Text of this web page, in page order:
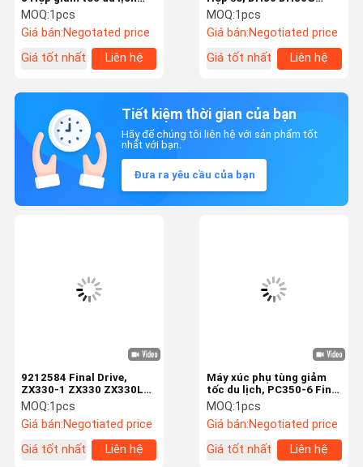
206-27-00422 Hộp giảm
tốc
MOQ:1pcs
Giá bán:Negotated price
Giá tốt nhất
Liên hệ
DH80-7 DX80 DX80R
K9006757 Hộp giảm tốc
Du lịch
MOQ:1pcs
Giá bán:Negotiated price
Giá tốt nhất
Liên hệ
Tiết kiệm thời gian của bạn
Hãy để chúng tôi liên hệ với sản phẩm tốt
nhất với bạn.
Đưa ra yêu cầu của bạn
Máy xúc phụ tùng giảm
tốc du lịch, PC350-6 Final
Drive Assy Hộp số giảm
tốc du lịch
MOQ:1pcs
Giá bán:Negotiated price
Giá tốt nhất
Liên hệ
9212584 Final Drive,
ZX330-1 ZX330 ZX330LC
ZX350K ZX370 Hộp số
giảm tốc du lịch
MOQ:1pcs
Giá bán:Negotiated price
Giá tốt nhất
Liên hệ